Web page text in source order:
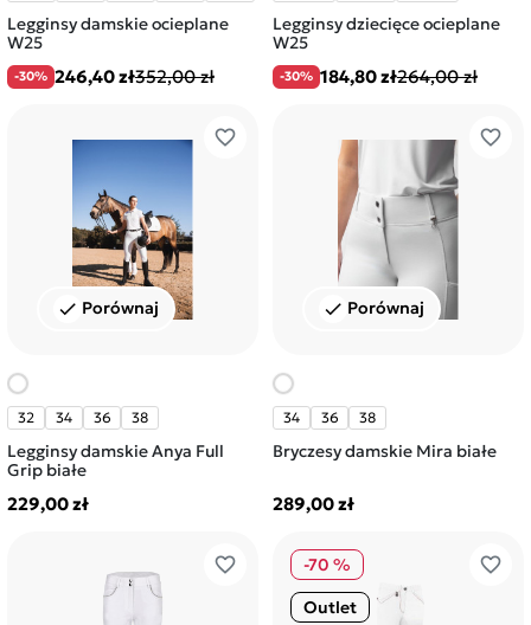
Legginsy damskie ocieplane
W25
-30% 246,40 zł352,00 zł
Legginsy dziecięce ocieplane
W25
-30% 184,80 zł264,00 zł
favorite_border
check Porównaj
32 34 36 38
Legginsy damskie Anya Full
Grip białe
229,00 zł
favorite_border
check Porównaj
34 36 38
Bryczesy damskie Mira białe
289,00 zł
favorite_border favorite_border
-70 %
Outlet